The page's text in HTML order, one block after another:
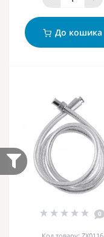
До кошика
0